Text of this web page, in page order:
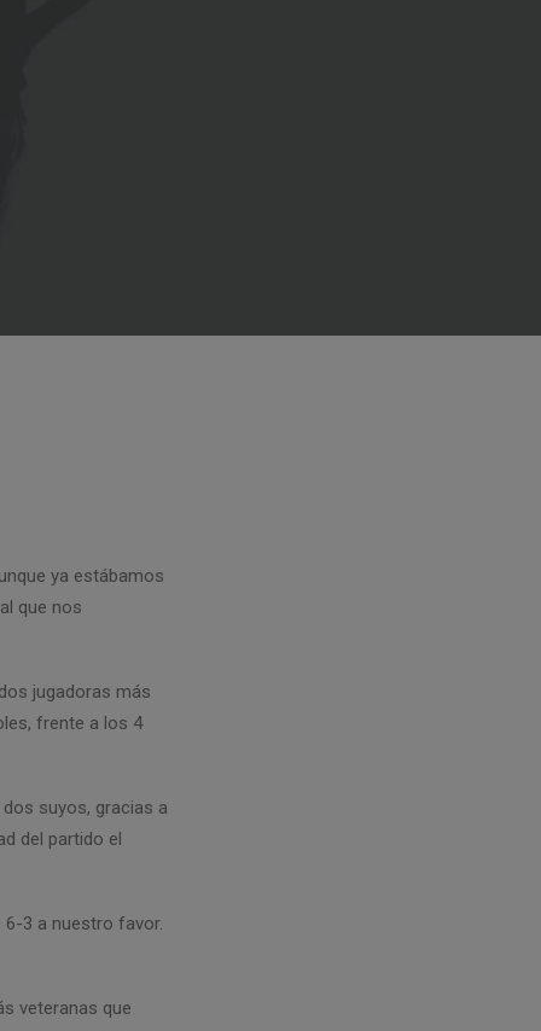
ya estábamos
que nos
jugadoras más
frente a los 4
suyos, gracias a
del partido el
3 a nuestro favor.
veteranas que